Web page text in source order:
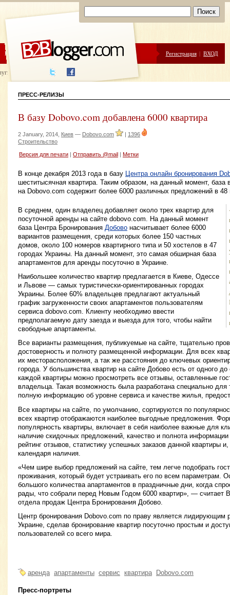
ЦЕНЫ ПОМОЩЬ Регистрация | ВХОД
написания
ПРЕСС-РЕЛИЗЫ
В базу Dobovo.com добавлена 6000 квартира
2 January, 2014, Киев — Dobovo.com | 1396
Строительство
Версия для печати Отправить @mail Метки
В конце декабря 2013 года в базу Центра онлайн бронирования
шеститысячная квартира. Таким образом, на данный момент, база
на Dobovo.com содержит более 6000 различных предложений в 48
В среднем, один владелец добавляет около трех квартир для
посуточной аренды на сайте dobovo.com. На данный момент
база Центра Бронирования Добово насчитывает более 6000
вариантов размещения, среди которых более 150 частных
домов, около 100 номеров квартирного типа и 50 хостелов в 47
городах Украины. На данный момент, это самая обширная база
апартаментов для аренды посуточно в Украине.
Наибольшее количество квартир предлагается в Киеве, Одессе
и Львове — самых туристически-ориентированных городах
Украины. Более 60% владельцев предлагают актуальный
график загруженности своих апартаментов пользователям
сервиса dobovo.com. Клиенту необходимо ввести
предполагаемую дату заезда и выезда для того, чтобы найти
свободные апартаменты.
Все варианты размещения, публикуемые на сайте, тщательно
достоверность и полноту размещенной информации. Для всех
их месторасположения, а так же расстояния до ключевых
города. У большинства квартир на сайте Добово есть от одного
каждой квартиры можно просмотреть все отзывы, оставленные
владельца. Такая возможность была разработана специально для
полную информацию об уровне сервиса и качестве жилья,
Все квартиры на сайте, по умолчанию, сортируются по
всех квартир отображаются наиболее выгодные предложения.
популярность квартиры, включает в себя наиболее важные для
наличие скидочных предложений, качество и полнота
рейтинг отзывов, статистику успешных заказов данной квартиры
календаря наличия.
«Чем шире выбор предложений на сайте, тем легче подобрать
проживания, который будет устраивать его по всем параметрам.
большого количества апартаментов в праздничные дни, когда
рады, что собрали перед Новым Годом 6000 квартир», — считает
отдела продаж Центра Бронирования Добово.
Центр бронирования Dobovo.com по праву является лидирующим
Украине, сделав бронирование квартир посуточно простым и
пользователей со всего мира.
аренда апартаменты сервис квартира Dobovo.com
Пресс-портреты